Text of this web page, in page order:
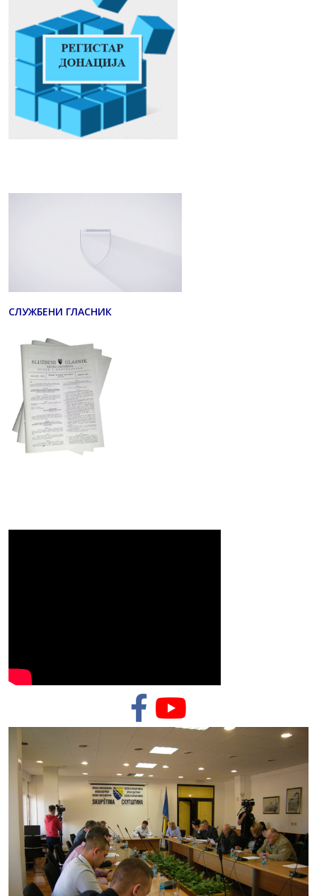
СЛУЖБЕНИ ГЛАСНИК